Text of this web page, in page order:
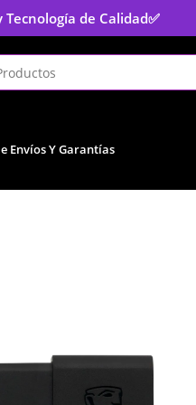
Tecnología de Calidad✅
Envíos Y Garantías